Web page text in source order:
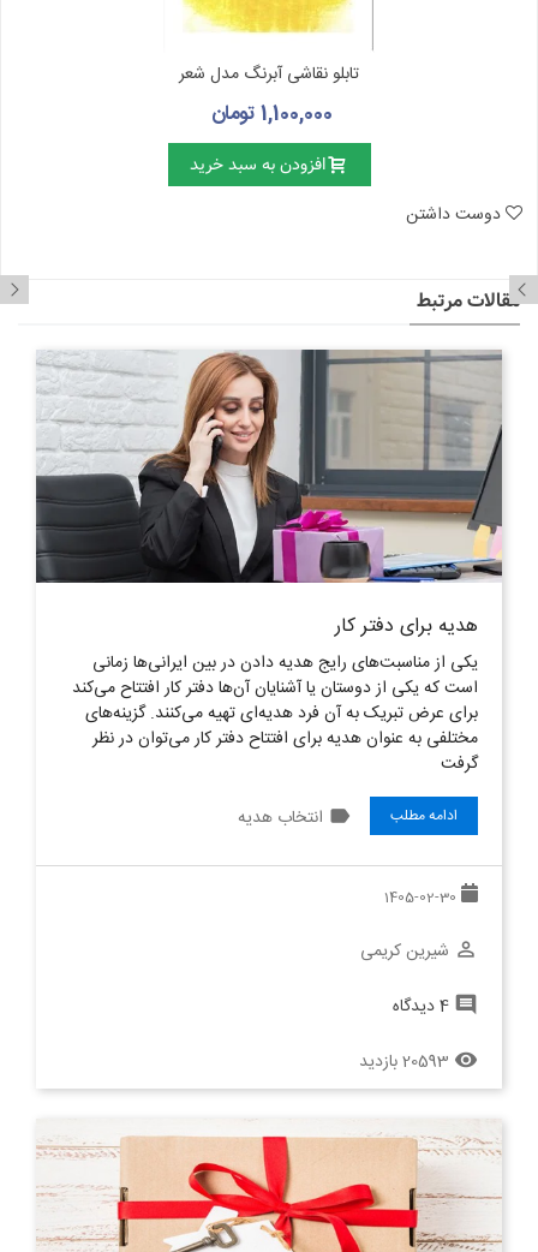
تابلو نقاشی آبرنگ مدل شعر
1,100,000 تومان
افزودن به سبد خرید
دوست داشتن
مقالات مرتبط
هدیه برای دفتر کار
یکی از مناسبت‌های رایج هدیه دادن در بین ایرانی‌ها زمانی
است که یکی از دوستان یا آشنایان آن‌ها دفتر کار افتتاح می‌کند
برای عرض تبریک به آن فرد هدیه‌ای تهیه‌ می‌کنند. گزینه‌های
مختلفی به عنوان هدیه برای افتتاح دفتر کار می‌توان در نظر
گرفت
ادامه مطلب label انتخاب هدیه
1405-02-30
perm_identity شیرین کریمی
comment 4 دیدگاه
remove_red_eye 20593 بازدید